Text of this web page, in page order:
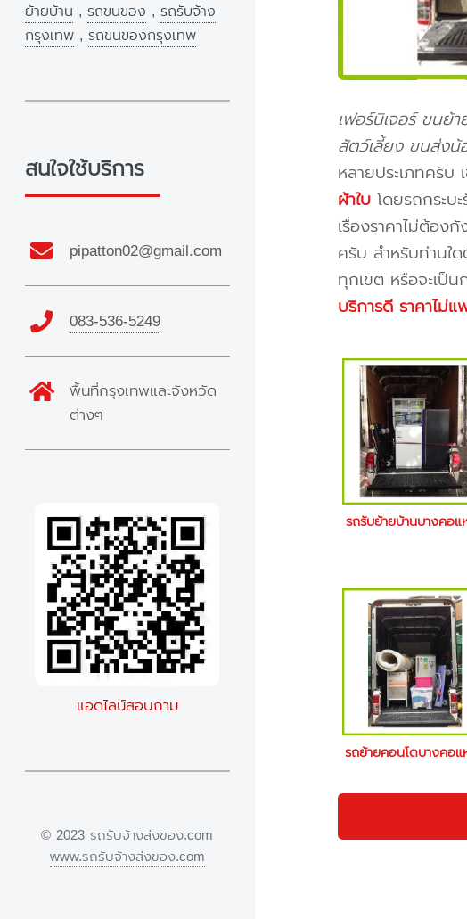
เฟอร์นิเจอร์ ขนย้
สัตว์เลี้ยง ขนส่งน้
หลายประเภทครับ
ผ้าใบโดยรถกระบ
เรื่องราคาไม่ต้อง
ครับ สำหรับท่านใ
ทุกเขต หรือจะเป็น
บริการดี ราคาไม่แ
รถรับย้ายบ้านบางคอแ
รถย้ายคอนโดบางคอ
ย้ายบ้าน , รถขนของ , รถรับจ้าง
กรุงเทพ , รถขนของกรุงเทพ
สนใจใช้บริการ
pipatton02@gmail.com
083-536-5249
พื้นที่กรุงเทพและจังหวัด
ต่างๆ
แอดไลน์สอบถาม
© 2023 รถรับจ้างส่งของ.com
www.รถรับจ้างส่งของ.com